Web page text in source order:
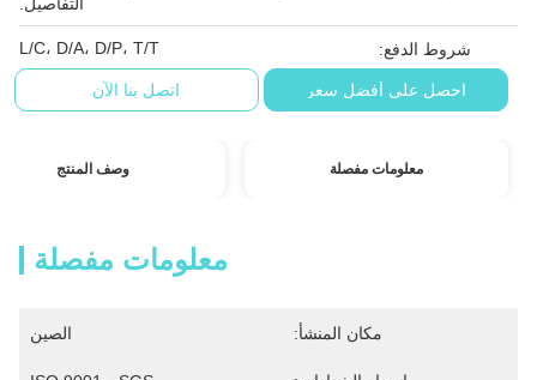
شروط الدفع: L/C، D/A، D/P، T/T
احصل على أفضل سعر اتصل بنا الآن
معلومات مفصلة وصف المنتج
معلومات مفصلة
مكان المنشأ: الصين